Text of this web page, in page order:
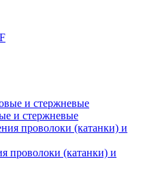
и стержневые
проволоки (катанки) и